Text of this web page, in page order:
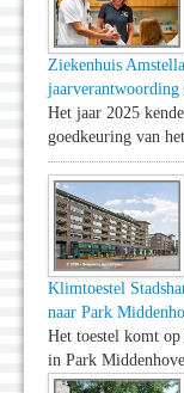
Ziekenhuis
jaarverantwoording
Het jaar 2025
goedkeuring van
Klimtoestel
naar Park
Het toestel komt op
in Park